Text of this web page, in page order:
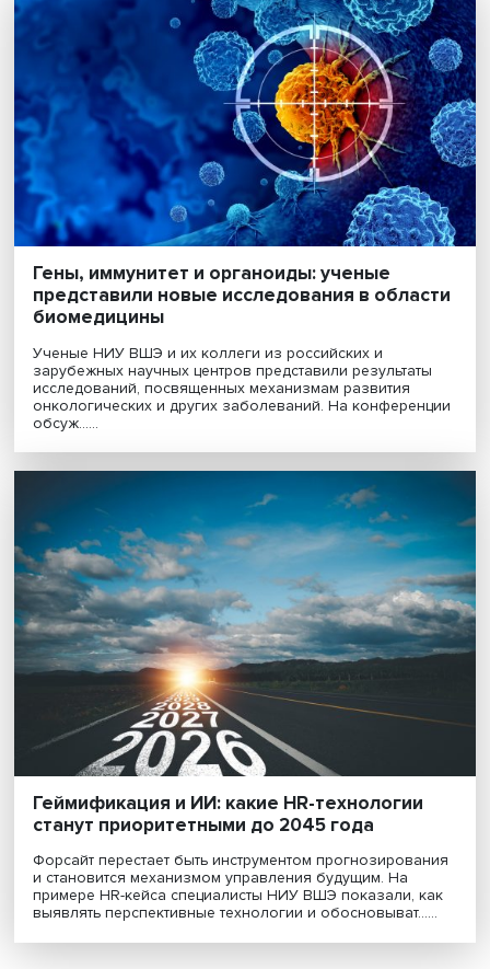
Гены, иммунитет и органоиды: ученые
представили новые исследования в
биомедицины
Ученые НИУ ВШЭ и их коллеги из российских и
зарубежных научных центров представили
исследований, посвященных механизмам развития
онкологических и других заболеваний. На
обсуж......